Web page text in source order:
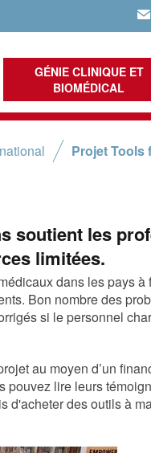
EMAIL
GÉNIE CLINIQUE ET
BIOMÉDICAL
Projet Tools
soutient les
limitées.
dans les pays
Bon nombre des
si le personnel
au moyen d’un
lire leurs
d'acheter des outils à